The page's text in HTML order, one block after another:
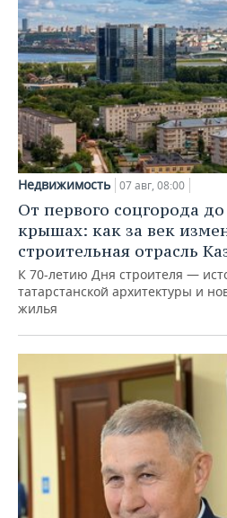
Недвижимость 07 авг, 08:00
От первого соцгорода
крышах: как за век
строительная отрасль
К 70-летию Дня строителя —
татарстанской архитектуры и
жилья